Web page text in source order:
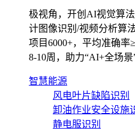
极视角，开创AI视觉算
计图像识别/视频分析算
项目6000+，平均准确率
8-10周，助力“AI+全场景
智慧能源
风电叶片缺陷识别
卸油作业安全设施
静电服识别